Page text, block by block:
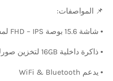
📌 المواصفات:
• شاشة 15.6 بوصة FHD – IPS
• ذاكرة داخلية 16GB لتخزين
• يدعم WiFi & Bluetooth